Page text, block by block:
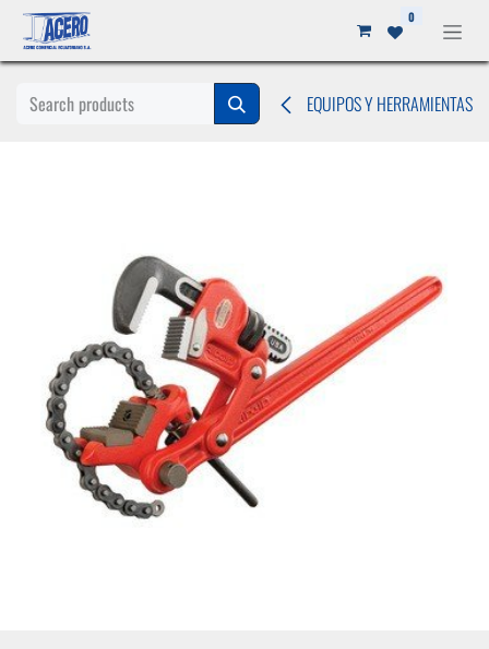
Ir al contenido 0
EQUIPOS Y HERRAMIENTAS